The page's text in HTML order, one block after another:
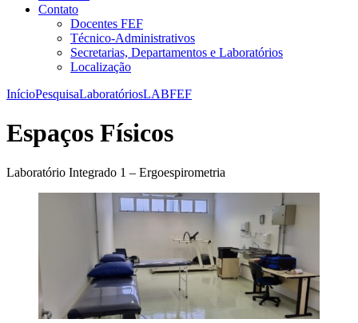
Contato
Docentes FEF
Técnico-Administrativos
Secretarias, Departamentos e Laboratórios
Localização
InícioPesquisaLaboratóriosLABFEF
Espaços Físicos
Laboratório Integrado 1 – Ergoespirometria